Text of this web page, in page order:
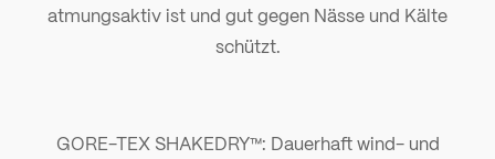
atmungsaktiv ist und gut gegen Nässe und Kälte
schützt.
GORE-TEX SHAKEDRY™: Dauerhaft wind- und